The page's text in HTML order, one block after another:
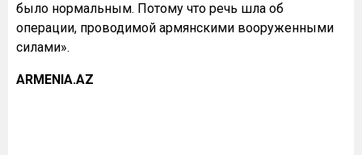
было нормальным. Потому что речь шла об
операции, проводимой армянскими вооруженными
силами».
ARMENIA.AZ